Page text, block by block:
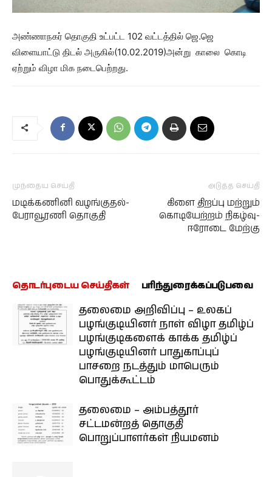
அண்ணாநகர் தொகுதி உட்பட்ட 102 வட்டத்தில் ஜெ.ஜெ
விளையாட்டு திடல் அருகில்(10.02.2019)அன்று காலை கொடி
ஏற்றும் விழா மிக நடைபெற்றது.
முந்தைய செய்தி
மடிக்கணினி வழங்குதல்-
பேராவூரணி தொகுதி
அடுத்த செய்தி
கிளை திறப்பு மற்றும்
கொடியேற்றம் நிகழ்வு-
ஈரோடை மேற்கு
தொடர்புடைய செய்திகள் பரிந்துரைக்கப்படுபவை
தலைமை அறிவிப்பு – உலகப்
பழங்குடியினர் நாள் விழா தமிழ்ப்
பழங்குடிகளைக் காக்க தமிழ்ப்
பழங்குடியினர் பாதுகாப்புப்
பாசறை நடத்தும் மாபெரும்
பொதுக்கூட்டம்
தலைமை – அம்பத்தூர்
சட்டமன்றத் தொகுதி
பொறுப்பாளர்கள் நியமனம்